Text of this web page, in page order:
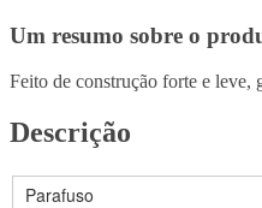
Um resumo sobre o
Feito de construção forte e leve,
Descrição
Parafuso